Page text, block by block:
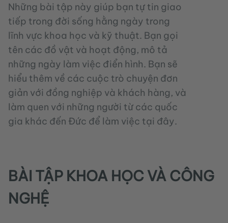
Những bài tập này giúp bạn tự tin giao
tiếp trong đời sống hằng ngày trong
lĩnh vực khoa học và kỹ thuật. Bạn gọi
tên các đồ vật và hoạt động, mô tả
những ngày làm việc điển hình. Bạn sẽ
hiểu thêm về các cuộc trò chuyện đơn
giản với đồng nghiệp và khách hàng, và
làm quen với những người từ các quốc
gia khác đến Đức để làm việc tại đây.
BÀI TẬP KHOA HỌC VÀ CÔNG
NGHỆ